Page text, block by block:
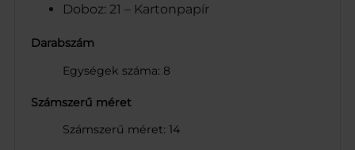
Doboz: 21 – Kartonpapír
Darabszám
Egységek száma: 8
Számszerű méret
Számszerű méret: 14